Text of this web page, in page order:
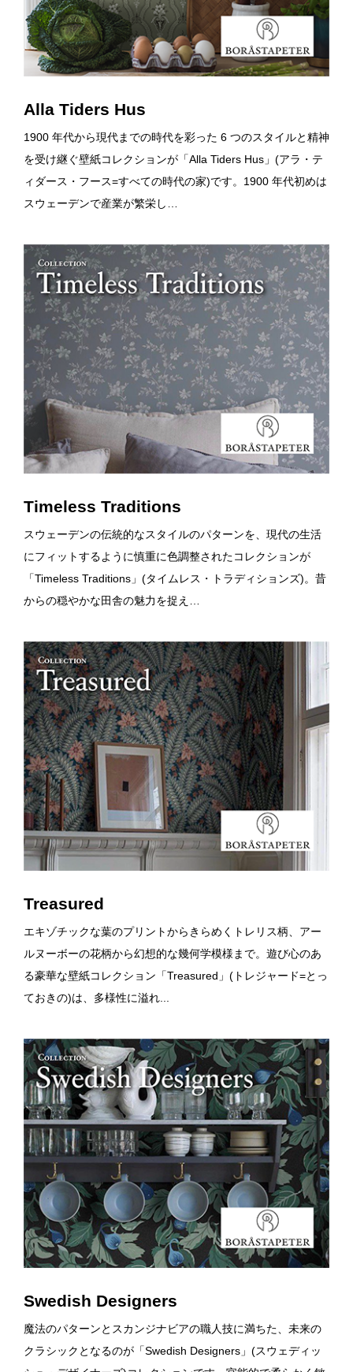
Alla Tiders Hus
1900 年代から現代までの時代を彩った 6 つのスタイルと精神
を受け継ぐ壁紙コレクションが「Alla Tiders Hus」(アラ・テ
ィダース・フース=すべての時代の家)です。1900 年代初めは
スウェーデンで産業が繁栄し…
Timeless Traditions
スウェーデンの伝統的なスタイルのパターンを、現代の生活
にフィットするように慎重に色調整されたコレクションが
「Timeless Traditions」(タイムレス・トラディションズ)。昔
からの穏やかな田舎の魅力を捉え…
Treasured
エキゾチックな葉のプリントからきらめくトレリス柄、アー
ルヌーボーの花柄から幻想的な幾何学模様まで。遊び心のあ
る豪華な壁紙コレクション「Treasured」(トレジャード=とっ
ておきの)は、多様性に溢れ...
Swedish Designers
魔法のパターンとスカンジナビアの職人技に満ちた、未来の
クラシックとなるのが「Swedish Designers」(スウェディッ